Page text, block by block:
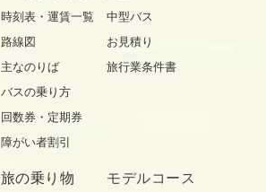
時刻表・運賃一覧
路線図
主なのりば
バスの乗り方
回数券・定期券
障がい者割引
中型バス
お見積り
旅行業条件書
旅の乗り物 モデルコース